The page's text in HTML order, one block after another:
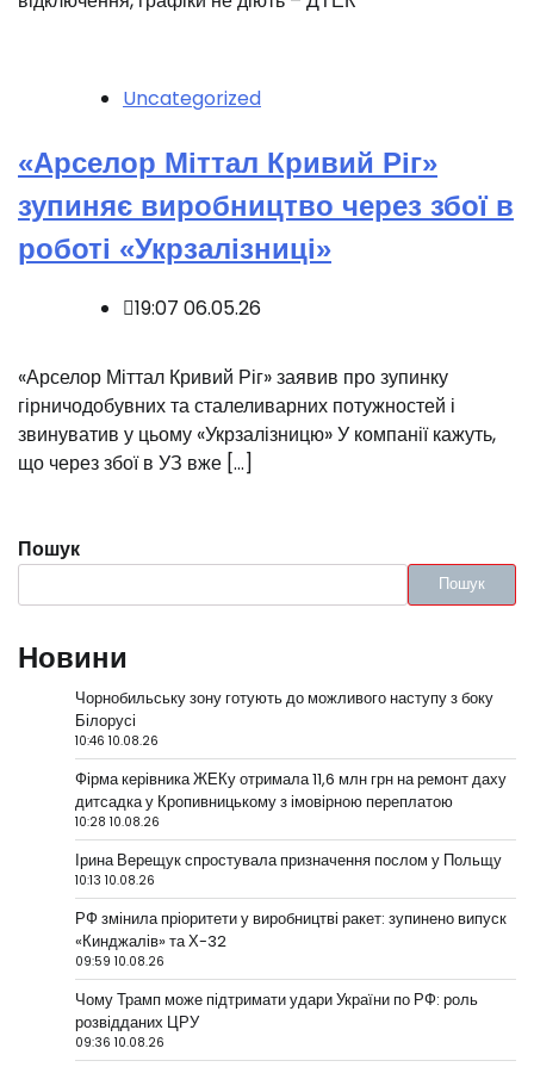
Uncategorized
«Арселор Міттал Кривий Ріг»
зупиняє виробництво через збої в
роботі «Укрзалізниці»
19:07 06.05.26
«Арселор Міттал Кривий Ріг» заявив про зупинку
гірничодобувних та сталеливарних потужностей і
звинуватив у цьому «Укрзалізницю» У компанії кажуть,
що через збої в УЗ вже […]
Пошук
Пошук
Новини
Чорнобильську зону готують до можливого наступу з боку
Білорусі
10:46 10.08.26
Фірма керівника ЖЕКу отримала 11,6 млн грн на ремонт даху
дитсадка у Кропивницькому з імовірною переплатою
10:28 10.08.26
Ірина Верещук спростувала призначення послом у Польщу
10:13 10.08.26
РФ змінила пріоритети у виробництві ракет: зупинено випуск
«Кинджалів» та Х-32
09:59 10.08.26
Чому Трамп може підтримати удари України по РФ: роль
розвідданих ЦРУ
09:36 10.08.26